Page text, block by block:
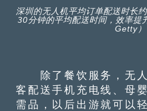
深圳的无人机平均订单配送时长
30分钟的平均配送时间，效率提
Getty）
除了餐饮服务，无人
客配送手机充电线、母
需品，以后出游就可以